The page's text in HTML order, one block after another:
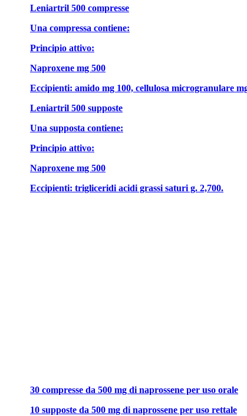
Leniartril 500 compresse
Una compressa contiene:
Principio attivo:
Naproxene mg 500
Eccipienti: amido mg 100, cellulosa microgranulare
Leniartril 500 supposte
Una supposta contiene:
Principio attivo:
Naproxene mg 500
Eccipienti: trigliceridi acidi grassi saturi g. 2,700.
30 compresse da 500 mg di naprossene per uso orale
10 supposte da 500 mg di naprossene per uso rettale